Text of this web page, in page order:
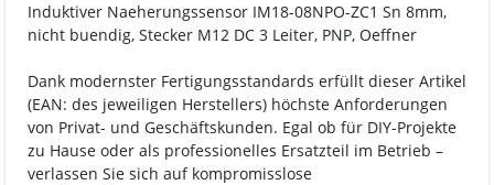
Induktiver Naeherungssensor IM18-08NPO-ZC1 Sn 8mm,
nicht buendig, Stecker M12 DC 3 Leiter, PNP, Oeffner
Dank modernster Fertigungsstandards erfüllt dieser Artikel
(EAN: des jeweiligen Herstellers) höchste Anforderungen
von Privat- und Geschäftskunden. Egal ob für DIY-Projekte
zu Hause oder als professionelles Ersatzteil im Betrieb –
verlassen Sie sich auf kompromisslose